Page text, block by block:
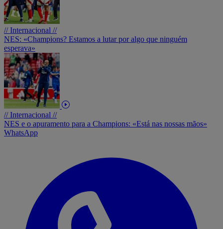
// Internacional //
NES: «Champions? Estamos a lutar por algo que ninguém
esperava»
// Internacional //
NES e o apuramento para a Champions: «Está nas nossas mãos»
WhatsApp